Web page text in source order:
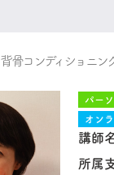
背骨コンディショニン
パー
オン
講師
所属